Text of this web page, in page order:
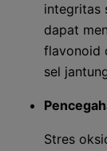
integritas
dapat
flavonoid
sel
Stres